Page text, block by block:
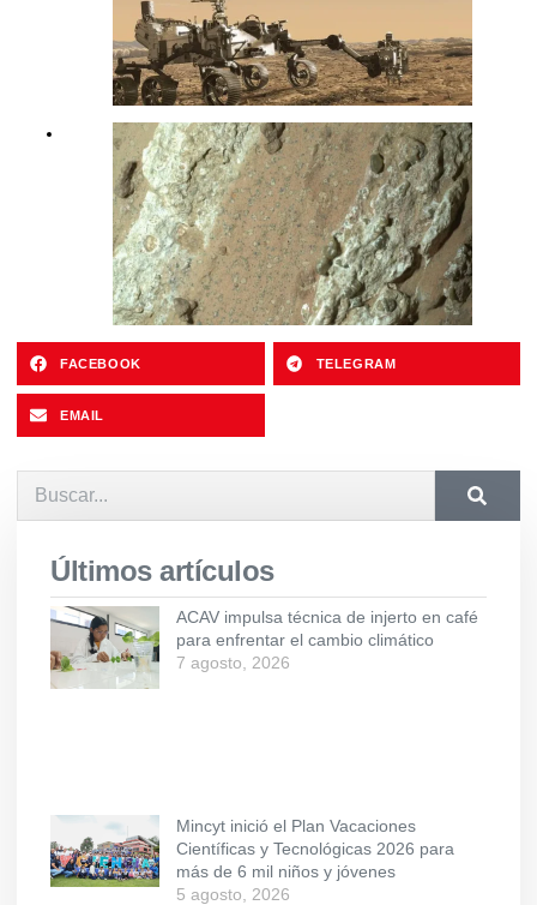
FACEBOOK TELEGRAM
EMAIL
Últimos artículos
ACAV impulsa técnica de injerto en café
para enfrentar el cambio climático
7 agosto, 2026
Mincyt inició el Plan Vacaciones
Científicas y Tecnológicas 2026 para
más de 6 mil niños y jóvenes
5 agosto, 2026